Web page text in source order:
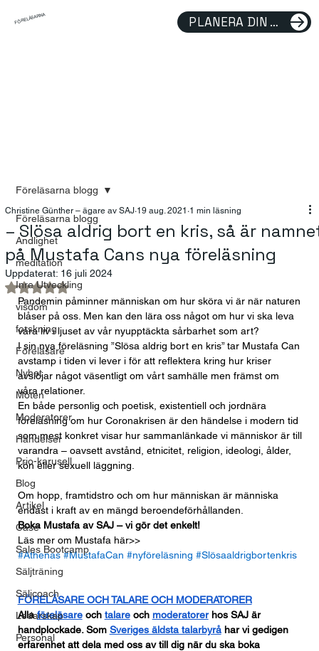
FÖRELÄSARNA PLANERA DIN FÖRELÄSNING
Föreläsarna blogg
Andlighet
meditation
Inre Utveckling
visdom
forskning
Föreläsare
Nyhet
Möten
Moderatorer
Händelser
Prio-karusell
Blog
Artikel
Case
Sales Bootcamp
Säljträning
Säljcoach
Ledarskap
Personal
Föreläsarna blogg
– Slösa aldrig bort en kris, så är
på Mustafa Cans nya föreläsning
Christine Günther – ägare av SAJ 19 aug. 2021 1 min läsning
Uppdaterat: 16 juli 2024
Betygsatt till NaN av 5 stjärnor.
Pandemin påminner människan om hur sköra vi är när naturen
blåser på oss. Men kan den lära oss något om hur vi ska leva
våra liv i ljuset av vår nyupptäckta sårbarhet som art?
I sin nya föreläsning ”Slösa aldrig bort en kris” tar Mustafa Can
avstamp i tiden vi lever i för att reflektera kring hur kriser
avslöjar något väsentligt om vårt samhälle men främst om
våra relationer.
En både personlig och poetisk, existentiell och jordnära
föreläsning om hur Coronakrisen är den händelse i modern tid
som mest konkret visar hur sammanlänkade vi människor är till
varandra – oavsett avstånd, etnicitet, religion, ideologi, ålder,
kön eller sexuell läggning.
Om hopp, framtidstro och om hur människan är människa
endast i kraft av en mängd beroendeförhållanden.
Boka Mustafa av SAJ – vi gör det enkelt!
Läs mer om Mustafa här>>
#Athenas #MustafaCan #nyföreläsning #Slösaaldrigbortenkris
FÖRELÄSARE OCH TALARE OCH MODERATORER
Alla föreläsare och talare och moderatorer hos SAJ är
handplockade. Som Sveriges äldsta talarbyrå har vi gedigen
erfarenhet att dela med oss av till dig när du ska boka